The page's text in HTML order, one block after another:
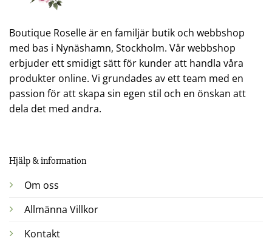
Boutique Roselle är en familjär butik och webbshop
med bas i Nynäshamn, Stockholm. Vår webbshop
erbjuder ett smidigt sätt för kunder att handla våra
produkter online. Vi grundades av ett team med en
passion för att skapa sin egen stil och en önskan att
dela det med andra.
Hjälp & information
Om oss
Allmänna Villkor
Kontakt